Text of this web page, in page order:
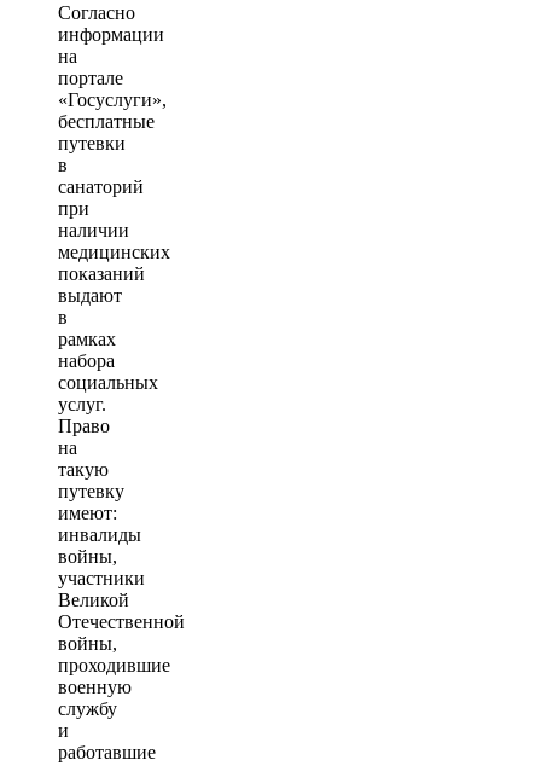
Согласно
информации
на
портале
«Госуслуги»,
бесплатные
путевки
в
санаторий
при
наличии
медицинских
показаний
выдают
в
рамках
набора
социальных
услуг.
Право
на
такую
путевку
имеют:
инвалиды
войны,
участники
Великой
Отечественной
войны,
проходившие
военную
службу
и
работавшие